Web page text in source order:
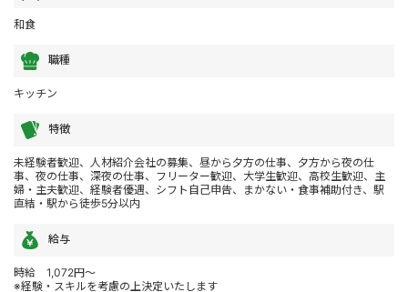
和食
職種
キッチン
特徴
未経験者歓迎、人材紹介会社の募集、昼から夕方の仕事、夕方から夜の仕
事、夜の仕事、深夜の仕事、フリーター歓迎、大学生歓迎、高校生歓迎、主
婦・主夫歓迎、経験者優遇、シフト自己申告、まかない・食事補助付き、駅
直結・駅から徒歩5分以内
給与
時給 1,072円～
※経験・スキルを考慮の上決定いたします